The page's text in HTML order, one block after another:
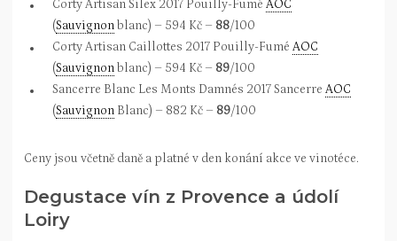
Corty Artisan Silex 2017 Pouilly-Fumé AOC
(Sauvignon blanc) – 594 Kč – 88/100
Corty Artisan Caillottes 2017 Pouilly-Fumé AOC
(Sauvignon blanc) – 594 Kč – 89/100
Sancerre Blanc Les Monts Damnés 2017 Sancerre AOC
(Sauvignon Blanc) – 882 Kč – 89/100
Ceny jsou včetně daně a platné v den konání akce ve vinotéce.
Degustace vín z Provence a údolí
Loiry